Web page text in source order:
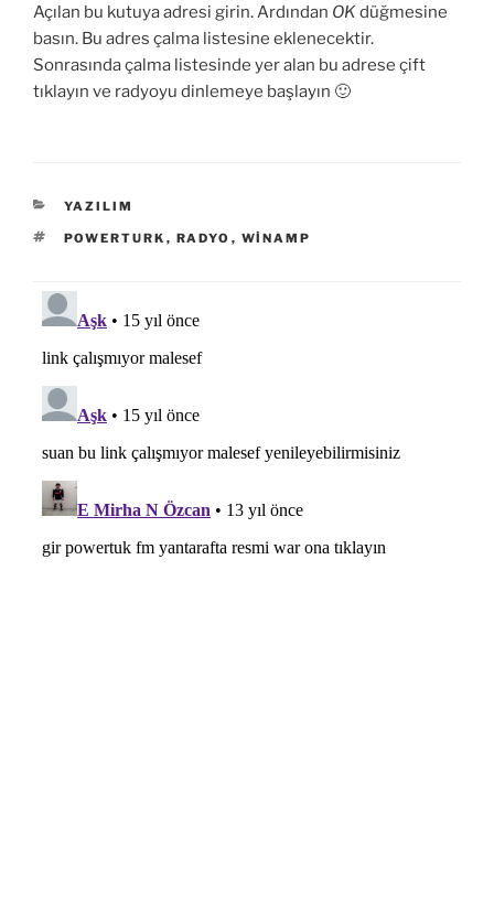
Açılan bu kutuya adresi girin. Ardından OKdüğmesine
basın. Bu adres çalma listesine eklenecektir.
Sonrasında çalma listesinde yer alan bu adrese çift
tıklayın ve radyoyu dinlemeye başlayın 🙂
KATEGORILER
YAZILIM
ETIKETLER
POWERTURK , RADYO , WINAMP